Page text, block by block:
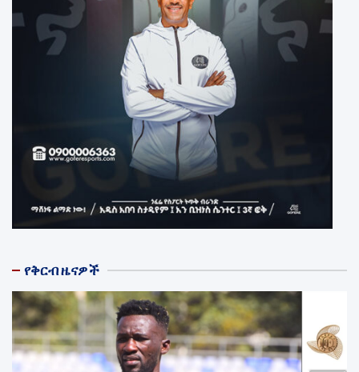
የቅርብ ዜናዎች